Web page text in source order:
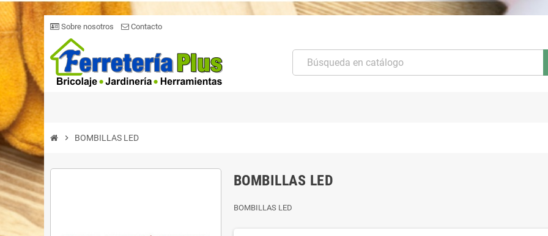
Sobre nosotros Contacto
chevron_right BOMBILLAS LED
BOMBILLAS LED
BOMBILLAS LED